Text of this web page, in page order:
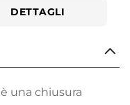
DETTAGLI
è una chiusura